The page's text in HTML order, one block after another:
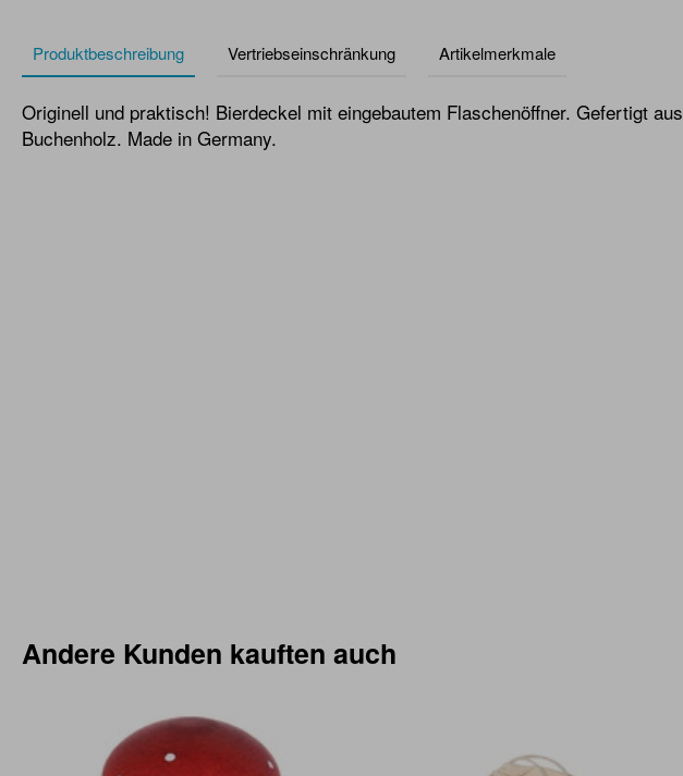
Produktbeschreibung Vertriebseinschränkung Artikelmerkmale
Originell und praktisch! Bierdeckel mit eingebautem Flaschenöffner. Gefertigt aus
Buchenholz. Made in Germany.
Andere Kunden kauften auch